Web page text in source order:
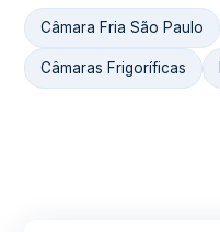
Câmara Fria São Paulo
Câmaras Frigoríficas